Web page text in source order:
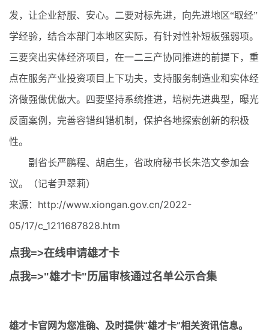
发，让企业舒服、安心。二要对标先进，向先进地区“取经”
学经验，结合本部门本地区实际，有针对性补短板强弱项。
三要突出实体经济项目，在一二三产协同推进的前提下，重
点在服务产业投资项目上下功夫，支持服务制造业和实体经
济做强做优做大。四要坚持系统推进，培树先进典型，曝光
反面案例，完善容错纠错机制，保护各地探索创新的积极
性。
副省长严鹏程、胡启生，省政府秘书长朱浩文参加会
议。（记者尹翠莉）
来源：http://www.xiongan.gov.cn/2022-
05/17/c_1211687828.htm
点我=>在线申请雄才卡
点我=>"雄才卡"历届审核通过名单公示合集
雄才卡官网为您准确、及时提供“雄才卡”相关资讯信息。